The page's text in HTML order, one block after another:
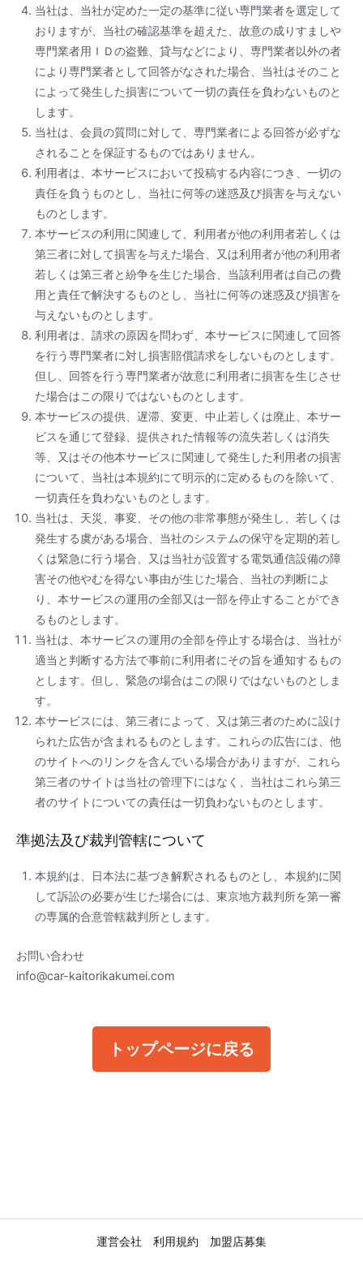
当社は、当社が定めた一定の基準に従い専門業者を選定して
おりますが、当社の確認基準を超えた、故意の成りすましや
専門業者用ＩＤの盗難、貸与などにより、専門業者以外の者
により専門業者として回答がなされた場合、当社はそのこと
によって発生した損害について一切の責任を負わないものと
します。
当社は、会員の質問に対して、専門業者による回答が必ずな
されることを保証するものではありません。
利用者は、本サービスにおいて投稿する内容につき、一切の
責任を負うものとし、当社に何等の迷惑及び損害を与えない
ものとします。
本サービスの利用に関連して、利用者が他の利用者若しくは
第三者に対して損害を与えた場合、又は利用者が他の利用者
若しくは第三者と紛争を生じた場合、当該利用者は自己の費
用と責任で解決するものとし、当社に何等の迷惑及び損害を
与えないものとします。
利用者は、請求の原因を問わず、本サービスに関連して回答
を行う専門業者に対し損害賠償請求をしないものとします。
但し、回答を行う専門業者が故意に利用者に損害を生じさせ
た場合はこの限りではないものとします。
本サービスの提供、遅滞、変更、中止若しくは廃止、本サー
ビスを通じて登録、提供された情報等の流失若しくは消失
等、又はその他本サービスに関連して発生した利用者の損害
について、当社は本規約にて明示的に定めるものを除いて、
一切責任を負わないものとします。
当社は、天災、事変、その他の非常事態が発生し、若しくは
発生する虞がある場合、当社のシステムの保守を定期的若し
くは緊急に行う場合、又は当社が設置する電気通信設備の障
害その他やむを得ない事由が生じた場合、当社の判断によ
り、本サービスの運用の全部又は一部を停止することができ
るものとします。
当社は、本サービスの運用の全部を停止する場合は、当社が
適当と判断する方法で事前に利用者にその旨を通知するもの
とします。但し、緊急の場合はこの限りではないものとしま
す。
本サービスには、第三者によって、又は第三者のために設け
られた広告が含まれるものとします。これらの広告には、他
のサイトへのリンクを含んでいる場合がありますが、これら
第三者のサイトは当社の管理下にはなく、当社はこれら第三
者のサイトについての責任は一切負わないものとします。
準拠法及び裁判管轄について
本規約は、日本法に基づき解釈されるものとし、本規約に関
して訴訟の必要が生じた場合には、東京地方裁判所を第一審
の専属的合意管轄裁判所とします。
お問い合わせ
info@car-kaitorikakumei.com
トップページに戻る
運営会社 利用規約 加盟店募集